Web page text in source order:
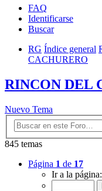
FAQ
Identificarse
Buscar
RG Índice general
CACHURERO
RINCON DEL
Nuevo Tema
845 temas
Página 1 de 17
Ir a la página: